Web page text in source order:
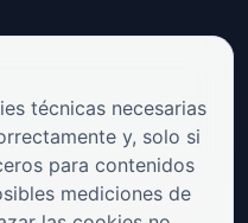
Envíanos tus
técnicas necesarias
y, solo si
para contenidos
mediciones de